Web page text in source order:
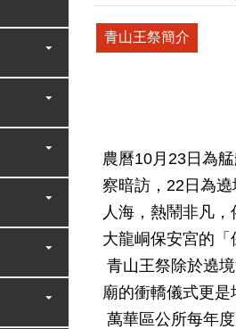
青山王祭簡介
農曆10月23日為
察暗訪，22日為
人海，熱鬧非凡
大龍峒保安宮的
青山王祭除於遶
廟的衝轎儀式更
萬華區公所每年